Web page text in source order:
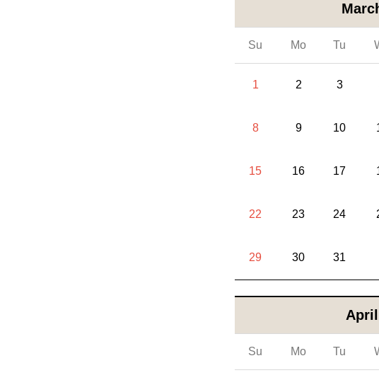
Su Mo Tu
1 2 3
8 9 10
15 16 17
22 23 24
29 30 31
Su Mo Tu